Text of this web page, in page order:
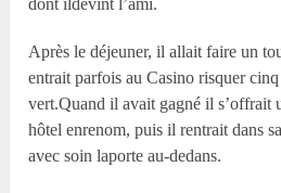
dont ildevint l’ami.
Après le déjeuner, il allait faire un
entrait parfois au Casino risquer
vert.Quand il avait gagné il s’offrait
hôtel enrenom, puis il rentrait dans
avec soin laporte au-dedans.